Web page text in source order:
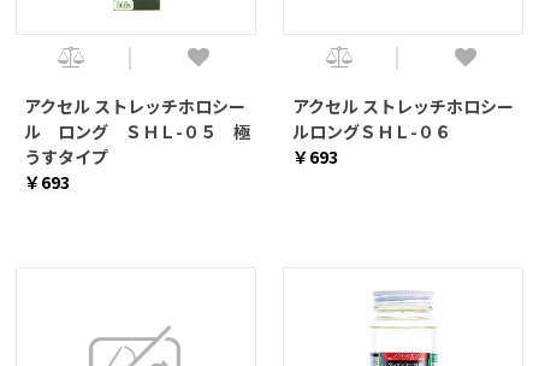
アクセル ストレッチホロシー
ル ロング ＳＨＬ-０５ 極
うすタイプ
￥693
アクセル ストレッチホロシー
ルロングＳＨＬ-０６
￥693